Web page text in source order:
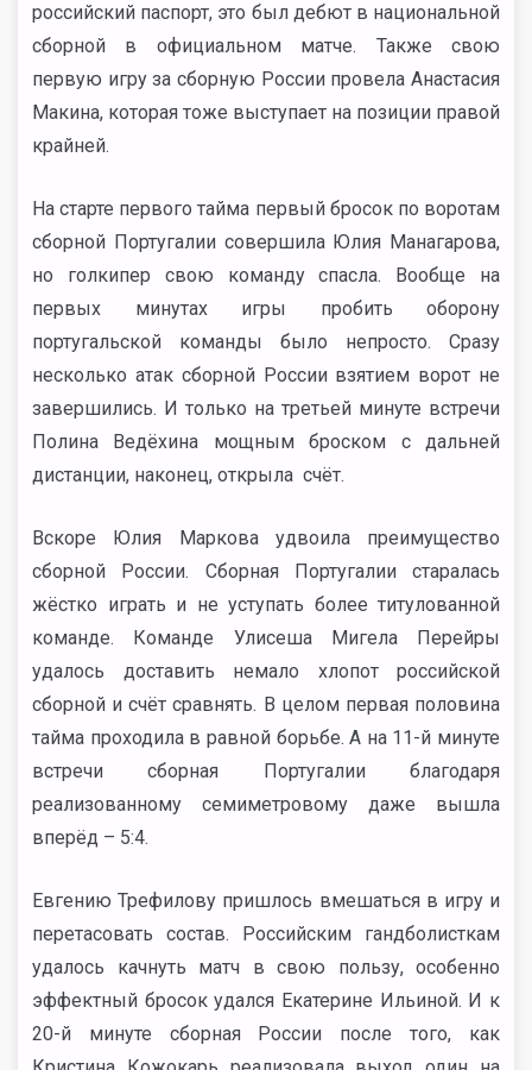
российский паспорт, это был дебют в национальной
сборной в официальном матче. Также свою
первую игру за сборную России провела Анастасия
Макина, которая тоже выступает на позиции правой
крайней.
На старте первого тайма первый бросок по воротам
сборной Португалии совершила Юлия Манагарова,
но голкипер свою команду спасла. Вообще на
первых минутах игры пробить оборону
португальской команды было непросто. Сразу
несколько атак сборной России взятием ворот не
завершились. И только на третьей минуте встречи
Полина Ведёхина мощным броском с дальней
дистанции, наконец, открыла счёт.
Вскоре Юлия Маркова удвоила преимущество
сборной России. Сборная Португалии старалась
жёстко играть и не уступать более титулованной
команде. Команде Улисеша Мигела Перейры
удалось доставить немало хлопот российской
сборной и счёт сравнять. В целом первая половина
тайма проходила в равной борьбе. А на 11-й минуте
встречи сборная Португалии благодаря
реализованному семиметровому даже вышла
вперёд – 5:4.
Евгению Трефилову пришлось вмешаться в игру и
перетасовать состав. Российским гандболисткам
удалось качнуть матч в свою пользу, особенно
эффектный бросок удался Екатерине Ильиной. И к
20-й минуте сборная России после того, как